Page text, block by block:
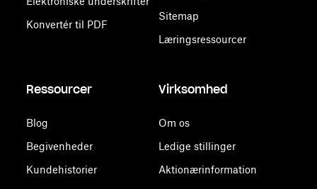
Konvertér til PDF
Sitemap
Læringsressourcer
Ressourcer
Blog
Begivenheder
Kundehistorier
Virksomhed
Om os
Ledige stillinger
Aktionærinformation